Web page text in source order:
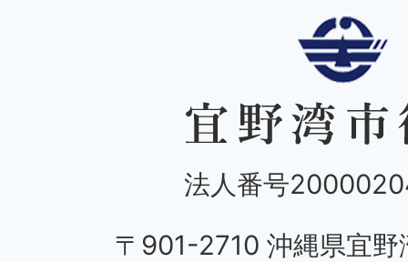
法人番号
〒901-2710 沖縄県宜野